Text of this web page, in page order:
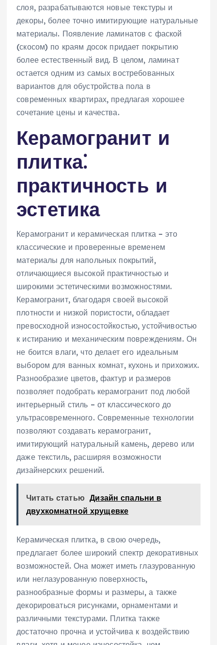
слоя, разрабатываются новые текстуры и
декоры, более точно имитирующие натуральные
материалы. Появление ламинатов с фаской
(скосом) по краям досок придает покрытию
более естественный вид. В целом, ламинат
остается одним из самых востребованных
вариантов для обустройства пола в
современных квартирах, предлагая хорошее
сочетание цены и качества.
Керамогранит и
плитка⁚
практичность и
эстетика
Керамогранит и керамическая плитка – это
классические и проверенные временем
материалы для напольных покрытий,
отличающиеся высокой практичностью и
широкими эстетическими возможностями.
Керамогранит, благодаря своей высокой
плотности и низкой пористости, обладает
превосходной износостойкостью, устойчивостью
к истиранию и механическим повреждениям. Он
не боится влаги, что делает его идеальным
выбором для ванных комнат, кухонь и прихожих.
Разнообразие цветов, фактур и размеров
позволяет подобрать керамогранит под любой
интерьерный стиль – от классического до
ультрасовременного. Современные технологии
позволяют создавать керамогранит,
имитирующий натуральный камень, дерево или
даже текстиль, расширяя возможности
дизайнерских решений.
Читать статью Дизайн спальни в
двухкомнатной хрущевке
Керамическая плитка, в свою очередь,
предлагает более широкий спектр декоративных
возможностей. Она может иметь глазурованную
или неглазурованную поверхность,
разнообразные формы и размеры, а также
декорироваться рисунками, орнаментами и
различными текстурами. Плитка также
достаточно прочна и устойчива к воздействию